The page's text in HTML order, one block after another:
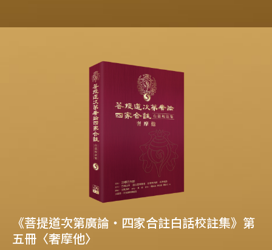
《菩提道次第廣論‧四家合註白話校註集》第
五冊〈奢摩他〉